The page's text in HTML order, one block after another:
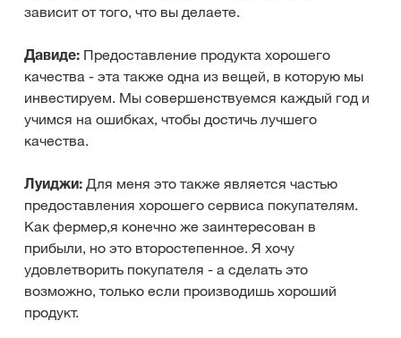
зависит от того, что вы делаете.
Давиде: Предоставление продукта хорошего
качества - эта также одна из вещей, в которую мы
инвестируем. Мы совершенствуемся каждый год и
учимся на ошибках, чтобы достичь лучшего
качества.
Луиджи: Для меня это также является частью
предоставления хорошего сервиса покупателям.
Как фермер,я конечно же заинтересован в
прибыли, но это второстепенное. Я хочу
удовлетворить покупателя - а сделать это
возможно, только если производишь хороший
продукт.